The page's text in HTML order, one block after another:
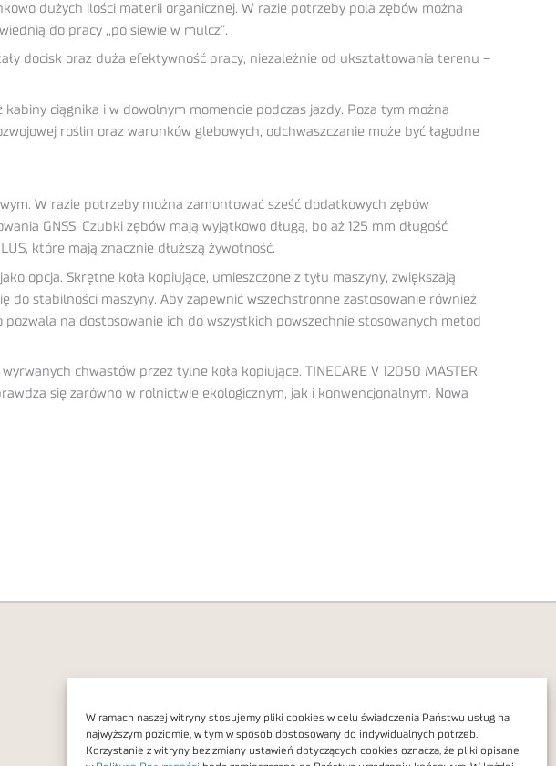
W ramach naszej witryny stosujemy pliki cookies w celu świadczenia Państwu usług na
najwyższym poziomie, w tym w sposób dostosowany do indywidualnych potrzeb.
Korzystanie z witryny bez zmiany ustawień dotyczących cookies oznacza, że pliki opisane
dużych ilości materii organicznej. W razie potrzeby pola zębów można
do pracy ,,po siewie w mulcz”.
docisk oraz duża efektywność pracy, niezależnie od ukształtowania terenu –
ciągnika i w dowolnym momencie podczas jazdy. Poza tym można
roślin oraz warunków glebowych, odchwaszczanie może być łagodne
W razie potrzeby można zamontować sześć dodatkowych zębów
GNSS. Czubki zębów mają wyjątkowo długą, bo aż 125 mm długość
które mają znacznie dłuższą żywotność.
opcja. Skrętne koła kopiujące, umieszczone z tyłu maszyny, zwiększają
do stabilności maszyny. Aby zapewnić wszechstronne zastosowanie również
na dostosowanie ich do wszystkich powszechnie stosowanych metod
chwastów przez tylne koła kopiujące. TINECARE V 12050 MASTER
się zarówno w rolnictwie ekologicznym, jak i konwencjonalnym. Nowa
Polityka prywatności